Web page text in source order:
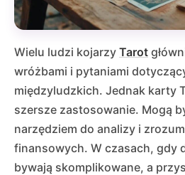
Wielu ludzi kojarzy Tarot
wróżbami i pytaniami
międzyludzkich. Jednak karty
szersze zastosowanie. Mogą
narzędziem do analizy i
finansowych. W czasach, gdy
bywają skomplikowane, a